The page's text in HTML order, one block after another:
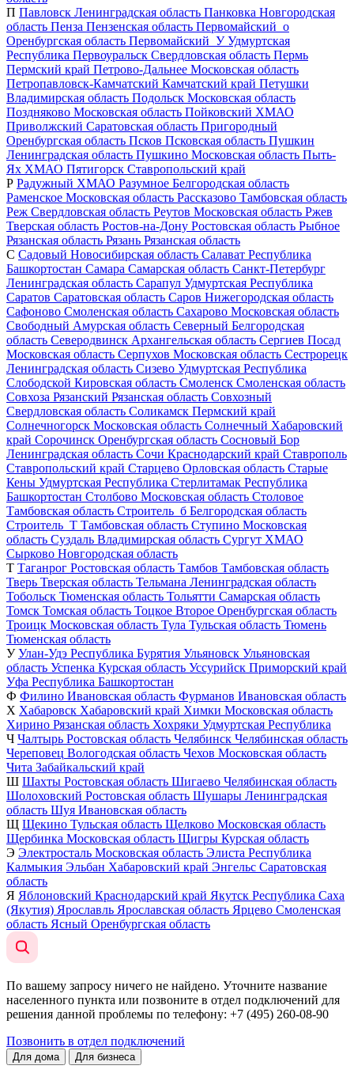
П Павловск Ленинградская область Панковка Новгородская
область Пенза Пензенская область Первомайский_о
Оренбургская область Первомайский_У Удмуртская
Республика Первоуральск Свердловская область Пермь
Пермский край Петрово-Дальнее Московская область
Петропавловск-Камчатский Камчатский край Петушки
Владимирская область Подольск Московская область
Поздняково Московская область Пойковский ХМАО
Приволжский Саратовская область Пригородный
Оренбургская область Псков Псковская область Пушкин
Ленинградская область Пушкино Московская область Пыть-
Ях ХМАО Пятигорск Ставропольский край
Р Радужный ХМАО Разумное Белгородская область
Раменское Московская область Рассказово Тамбовская область
Реж Свердловская область Реутов Московская область Ржев
Тверская область Ростов-на-Дону Ростовская область Рыбное
Рязанская область Рязань Рязанская область
С Садовый Новосибирская область Салават Республика
Башкортостан Самара Самарская область Санкт-Петербург
Ленинградская область Сарапул Удмуртская Республика
Саратов Саратовская область Саров Нижегородская область
Сафоново Смоленская область Сахарово Московская область
Свободный Амурская область Северный Белгородская
область Северодвинск Архангельская область Сергиев Посад
Московская область Серпухов Московская область Сестрорецк
Ленинградская область Сизево Удмуртская Республика
Слободской Кировская область Смоленск Смоленская область
Совхоза Рязанский Рязанская область Совхозный
Свердловская область Соликамск Пермский край
Солнечногорск Московская область Солнечный Хабаровский
край Сорочинск Оренбургская область Сосновый Бор
Ленинградская область Сочи Краснодарский край Ставрополь
Ставропольский край Старцево Орловская область Старые
Кены Удмуртская Республика Стерлитамак Республика
Башкортостан Столбово Московская область Столовое
Тамбовская область Строитель_б Белгородская область
Строитель_Т Тамбовская область Ступино Московская
область Суздаль Владимирская область Сургут ХМАО
Сырково Новгородская область
Т Таганрог Ростовская область Тамбов Тамбовская область
Тверь Тверская область Тельмана Ленинградская область
Тобольск Тюменская область Тольятти Самарская область
Томск Томская область Тоцкое Второе Оренбургская область
Троицк Московская область Тула Тульская область Тюмень
Тюменская область
У Улан-Удэ Республика Бурятия Ульяновск Ульяновская
область Успенка Курская область Уссурийск Приморский край
Уфа Республика Башкортостан
Ф Филино Ивановская область Фурманов Ивановская область
Х Хабаровск Хабаровский край Химки Московская область
Хирино Рязанская область Хохряки Удмуртская Республика
Ч Чалтырь Ростовская область Челябинск Челябинская область
Череповец Вологодская область Чехов Московская область
Чита Забайкальский край
Ш Шахты Ростовская область Шигаево Челябинская область
Шолоховский Ростовская область Шушары Ленинградская
область Шуя Ивановская область
Щ Щекино Тульская область Щелково Московская область
Щербинка Московская область Щигры Курская область
Э Электросталь Московская область Элиста Республика
Калмыкия Эльбан Хабаровский край Энгельс Саратовская
область
Я Яблоновский Краснодарский край Якутск Республика Саха
(Якутия) Ярославль Ярославская область Ярцево Смоленская
область Ясный Оренбургская область
По вашему запросу ничего не найдено. Уточните название
населенного пункта или позвоните в отдел подключений для
решения данной проблемы по телефону: +7 (495) 260-08-90
Позвонить в отдел подключений
Для дома Для бизнеса